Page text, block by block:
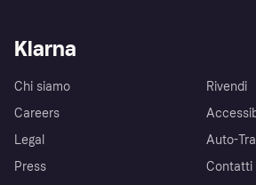
Klarna
Chi siamo
Careers
Legal
Press
Rivendi
Auto-
Contatti